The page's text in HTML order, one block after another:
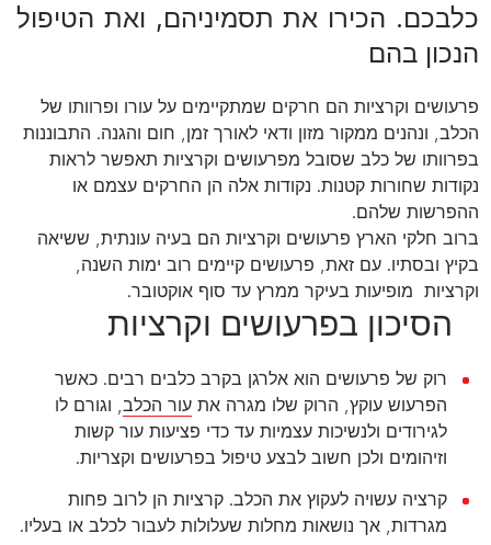
כלבכם. הכירו את תסמיניהם, ואת הטיפול
הנכון בהם
פרעושים וקרציות הם חרקים שמתקיימים על עורו ופרוותו של
הכלב, ונהנים ממקור מזון ודאי לאורך זמן, חום והגנה. התבוננות
בפרוותו של כלב שסובל מפרעושים וקרציות תאפשר לראות
נקודות שחורות קטנות. נקודות אלה הן החרקים עצמם או
ההפרשות שלהם.
ברוב חלקי הארץ פרעושים וקרציות הם בעיה עונתית, ששיאה
בקיץ ובסתיו. עם זאת, פרעושים קיימים רוב ימות השנה,
וקרציות מופיעות בעיקר ממרץ עד סוף אוקטובר.
הסיכון בפרעושים וקרציות
רוק של פרעושים הוא אלרגן בקרב כלבים רבים. כאשר
הפרעוש עוקץ, הרוק שלו מגרה את עור הכלב , וגורם לו
לגירודים ולנשיכות עצמיות עד כדי פציעות עור קשות
וזיהומים ולכן חשוב לבצע טיפול בפרעושים וקצריות.
קרציה עשויה לעקוץ את הכלב. קרציות הן לרוב פחות
מגרדות, אך נושאות מחלות שעלולות לעבור לכלב או בעליו.